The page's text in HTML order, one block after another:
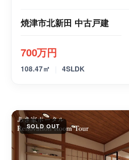
焼津市北新田 中古戸建
700万円
108.47㎡ 4SLDK
SOLD OUT